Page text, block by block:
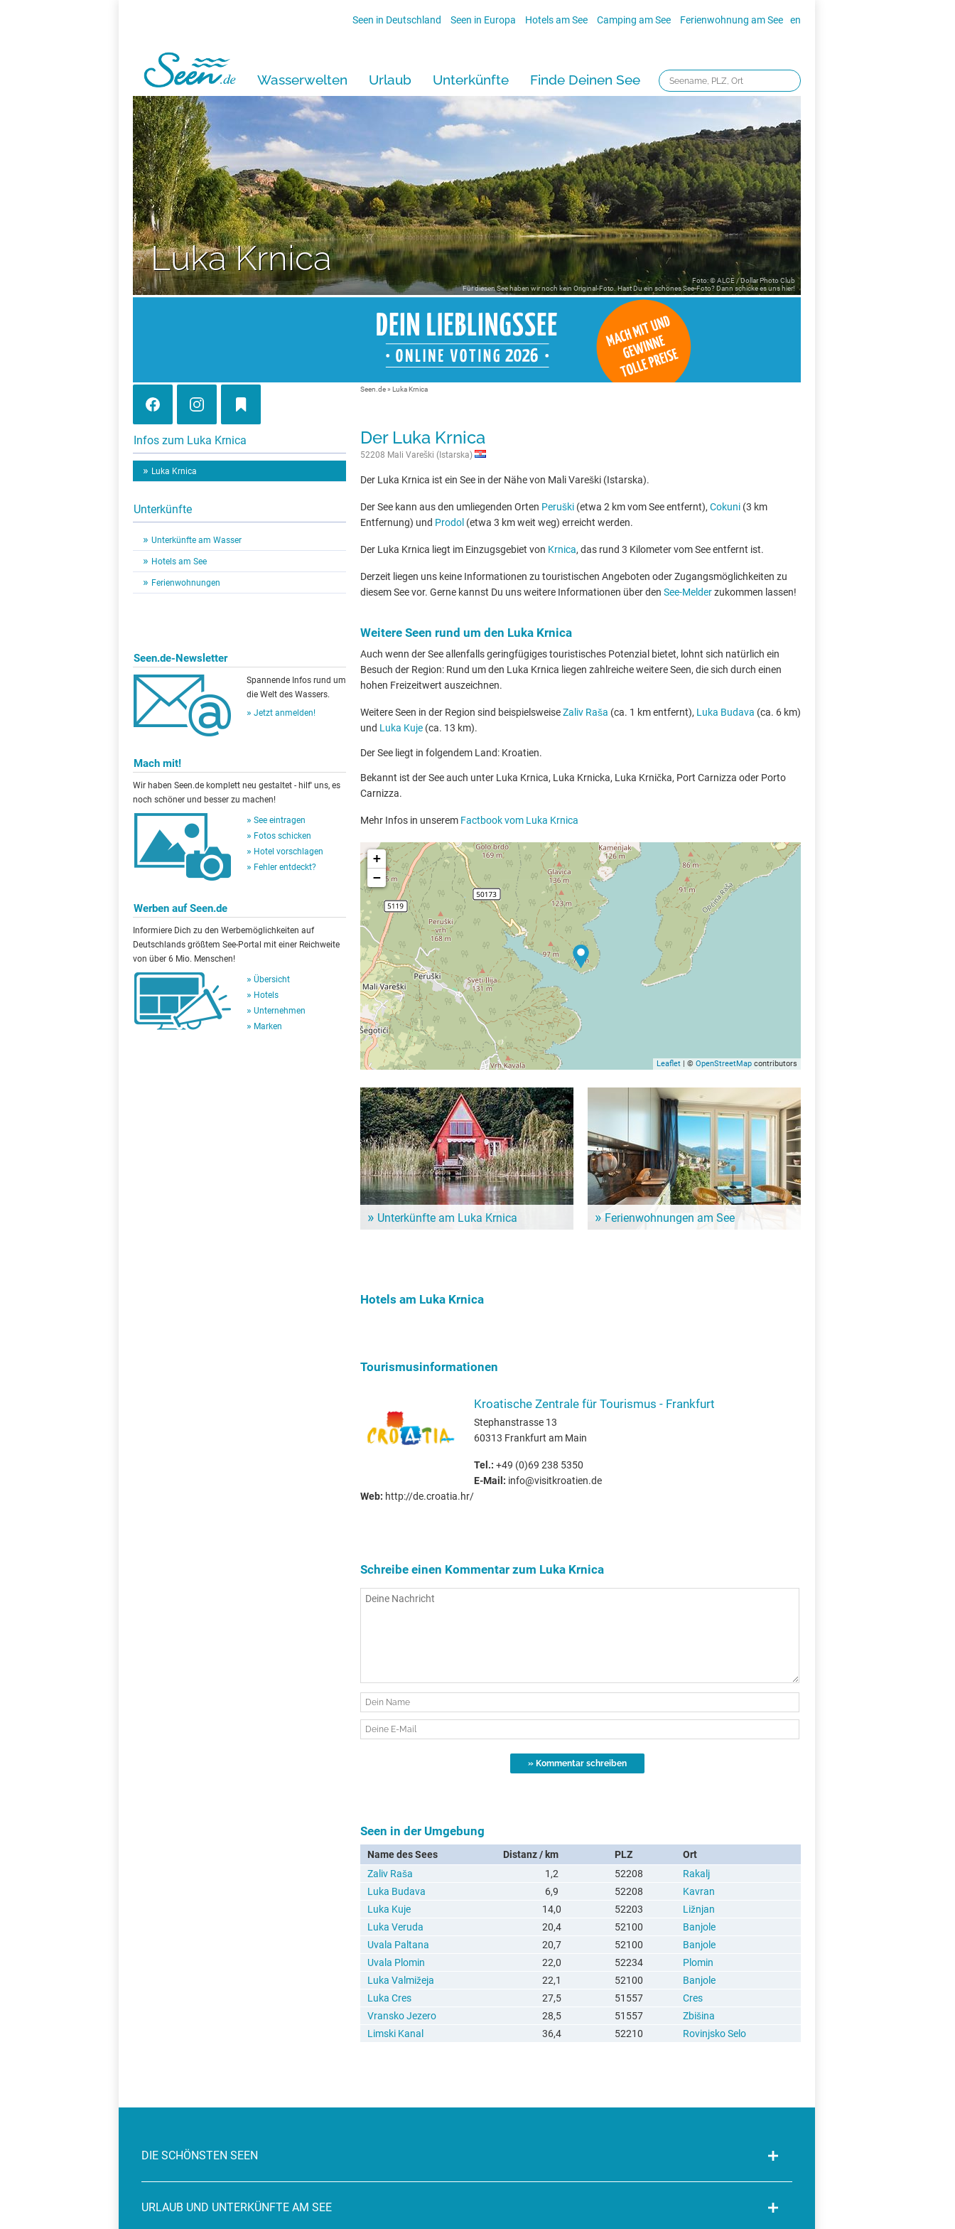
Seen in Deutschland Seen in Europa Hotels am See Camping am See Ferienwohnung am See en
Wasserwelten Urlaub Unterkünfte Finde Deinen See
Luka Krnica
Foto: © ALCE / Dollar Photo Club
Für diesen See haben wir noch kein Original-Foto. Hast Du ein schönes See-Foto? Dann schicke es uns hier!
Infos zum Luka Krnica
Luka Krnica
Unterkünfte
Unterkünfte am Wasser
Hotels am See
Ferienwohnungen
Seen.de-Newsletter
Spannende Infos rund um
die Welt des Wassers.
Jetzt anmelden!
Mach mit!
Wir haben Seen.de komplett neu gestaltet - hilf' uns, es
noch schöner und besser zu machen!
See eintragen
Fotos schicken
Hotel vorschlagen
Fehler entdeckt?
Werben auf Seen.de
Informiere Dich zu den Werbemöglichkeiten auf
Deutschlands größtem See-Portal mit einer Reichweite
von über 6 Mio. Menschen!
Übersicht
Hotels
Unternehmen
Marken
Seen.de» Luka Krnica
Der Luka Krnica
52208 Mali Vareški (Istarska)
Der Luka Krnica ist ein See in der Nähe von Mali Vareški (Istarska).
Der See kann aus den umliegenden Orten Peruški (etwa 2 km vom See entfernt), Cokuni (3 km
Entfernung) und Prodol (etwa 3 km weit weg) erreicht werden.
Der Luka Krnica liegt im Einzugsgebiet von Krnica, das rund 3 Kilometer vom See entfernt ist.
Derzeit liegen uns keine Informationen zu touristischen Angeboten oder Zugangsmöglichkeiten zu
diesem See vor. Gerne kannst Du uns weitere Informationen über den See-Melderzukommen lassen!
Weitere Seen rund um den Luka Krnica
Auch wenn der See allenfalls geringfügiges touristisches Potenzial bietet, lohnt sich natürlich ein
Besuch der Region: Rund um den Luka Krnica liegen zahlreiche weitere Seen, die sich durch einen
hohen Freizeitwert auszeichnen.
Weitere Seen in der Region sind beispielsweiseZaliv Raša (ca. 1 km entfernt), Luka Budava (ca. 6 km)
und Luka Kuje (ca. 13 km).
Der See liegt in folgendem Land: Kroatien.
Bekannt ist der See auch unter Luka Krnica, Luka Krnicka, Luka Krnička, Port Carnizza oder Porto
Carnizza.
Mehr Infos in unserem Factbook vom Luka Krnica
+
−
Leaflet | © OpenStreetMap contributors
Unterkünfte am Luka Krnica Ferienwohnungen am See
Hotels am Luka Krnica
Tourismusinformationen
Kroatische Zentrale für Tourismus - Frankfurt
Stephanstrasse 13
60313 Frankfurt am Main
Tel.: +49 (0)69 238 5350
E-Mail: info@visitkroatien.de
Web: http://de.croatia.hr/
Schreibe einen Kommentar zum Luka Krnica
Seen in der Umgebung
Name des Sees Distanz / km PLZ
Ort
Zaliv Raša
1,2 52208
Rakalj
Luka Budava
6,9 52208
Kavran
Luka Kuje
14,0 52203
Ližnjan
Luka Veruda
20,4 52100
Banjole
Uvala Paltana
20,7 52100
Banjole
Uvala Plomin
22,0 52234
Plomin
Luka Valmižeja
22,1 52100
Banjole
Luka Cres
27,5 51557
Cres
Vransko Jezero
28,5 51557
Zbišina
Limski Kanal
36,4 52210 Rovinjsko Selo
DIE SCHÖNSTEN SEEN
URLAUB UND UNTERKÜNFTE AM SEE